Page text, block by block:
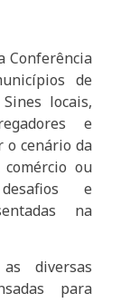
Conferência
de
locais,
e
o cenário da
ou
e
na
diversas
para